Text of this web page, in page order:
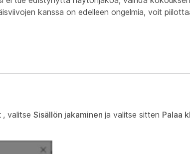
kanssa on edelleen ongelmia, voit
, valitse Sisällön jakaminen ja valitse sitten Palaa